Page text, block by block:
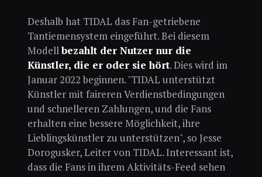
Deshalb hat TIDAL das Fan-getriebene
Tantiemensystem eingeführt. Bei diesem
Modellbezahlt der Nutzer nur die
Künstler, die er oder sie hört. Dies wird im
Januar 2022 beginnen. "TIDAL unterstützt
Künstler mit faireren Verdienstbedingungen
und schnelleren Zahlungen, und die Fans
erhalten eine bessere Möglichkeit, ihre
Lieblingskünstler zu unterstützen", so Jesse
Dorogusker, Leiter von TIDAL. Interessant ist,
dass die Fans in ihrem Aktivitäts-Feed sehen